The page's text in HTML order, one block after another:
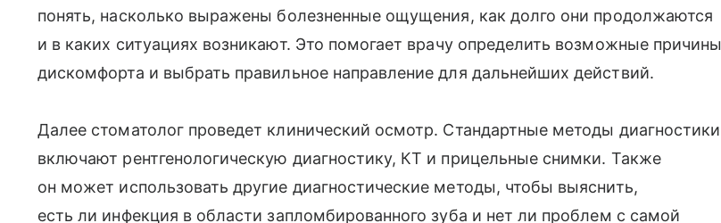
понять, насколько выражены болезненные ощущения, как долго они продолжаются
и в каких ситуациях возникают. Это помогает врачу определить возможные причины
дискомфорта и выбрать правильное направление для дальнейших действий.
Далее стоматолог проведет клинический осмотр. Стандартные методы диагностики
включают рентгенологическую диагностику, КТ и прицельные снимки. Также
он может использовать другие диагностические методы, чтобы выяснить,
есть ли инфекция в области запломбированного зуба и нет ли проблем с самой